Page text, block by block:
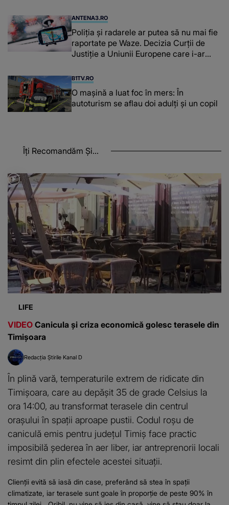
ANTENA3.RO
Poliţia şi radarele ar putea să nu mai fie
raportate pe Waze. Decizia Curţii de
Justiție a Uniunii Europene care i-ar
B1TV.RO
O maşină a luat foc în mers: În
autoturism se aflau doi adulți și un copil
Îți Recomandăm Și...
LIFE
VIDEO Canicula și criza economică golesc terasele din
Timișoara
Redacția Știrile Kanal D
În plină vară, temperaturile extrem de ridicate din
Timișoara, care au depășit 35 de grade Celsius la
ora 14:00, au transformat terasele din centrul
orașului în spații aproape pustii. Codul roșu de
caniculă emis pentru județul Timiș face practic
imposibilă șederea în aer liber, iar antreprenorii locali
resimt din plin efectele acestei situații.
Clienții evită să iasă din case, preferând să stea în spații
climatizate, iar terasele sunt goale în proporție de peste 90% în